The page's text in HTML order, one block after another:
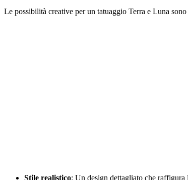
Le possibilità creative per un tatuaggio Terra e Luna
Stile realistico: Un design dettagliato che